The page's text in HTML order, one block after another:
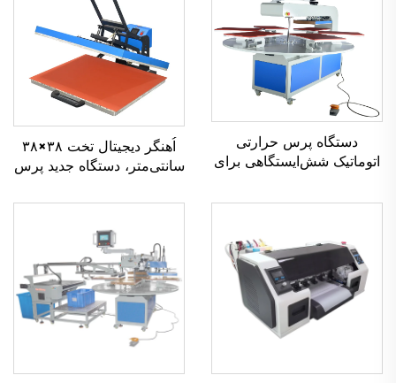
دستگاه پرس حرارتی
اتوماتیک شش‌ایستگاهی برای
تخت‌سطحی و سیستم
در کارخانه، مناسب چاپ
روی پیراهن‌ها
اُهنگر دیجیتال تخت ۳۸×۳۸
سانتی‌متر، دستگاه جدید پرس
دستی، دستگاه انتقال حرارتی